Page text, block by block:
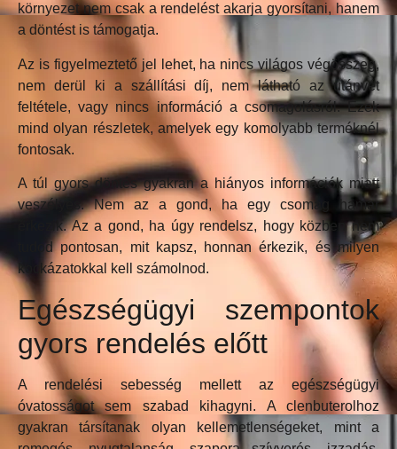
környezet nem csak a rendelést akarja gyorsítani, hanem
a döntést is támogatja.
Az is figyelmeztető jel lehet, ha nincs világos végösszeg,
nem derül ki a szállítási díj, nem látható az utánvét
feltétele, vagy nincs információ a csomagolásról. Ezek
mind olyan részletek, amelyek egy komolyabb terméknél
fontosak.
A túl gyors döntés gyakran a hiányos információk miatt
veszélyes. Nem az a gond, ha egy csomag hamar
érkezik. Az a gond, ha úgy rendelsz, hogy közben nem
tudod pontosan, mit kapsz, honnan érkezik, és milyen
kockázatokkal kell számolnod.
Egészségügyi szempontok
gyors rendelés előtt
A rendelési sebesség mellett az egészségügyi
óvatosságot sem szabad kihagyni. A clenbuterolhoz
gyakran társítanak olyan kellemetlenségeket, mint a